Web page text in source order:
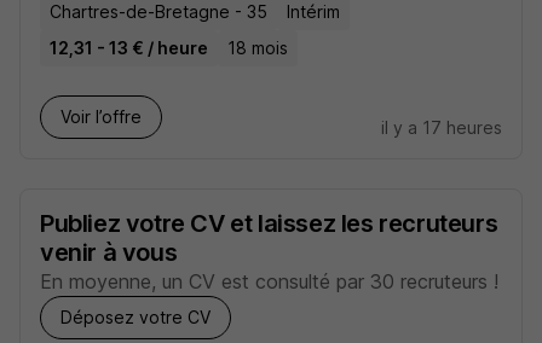
Chartres-de-Bretagne - 35
Intérim
12,31 - 13 € / heure
18 mois
Voir l’offre
il y a 17 heures
Publiez votre CV et laissez les recruteurs
venir à vous
En moyenne, un CV est consulté par 30 recruteurs !
Déposez votre CV